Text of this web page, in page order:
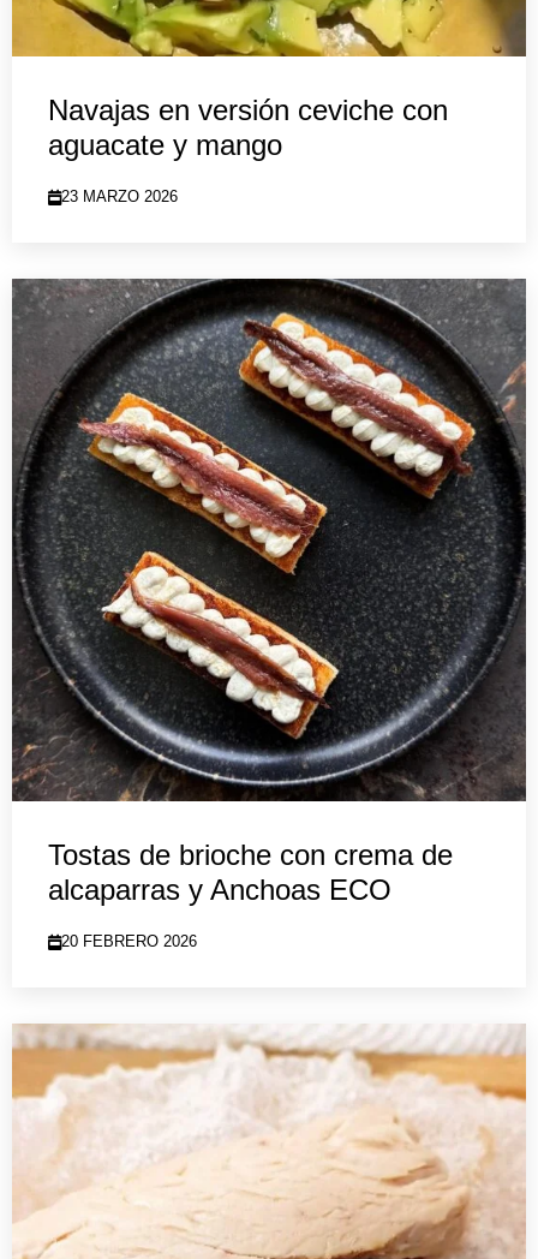
Navajas en versión ceviche con
aguacate y mango
23 MARZO 2026
Tostas de brioche con crema de
alcaparras y Anchoas ECO
20 FEBRERO 2026